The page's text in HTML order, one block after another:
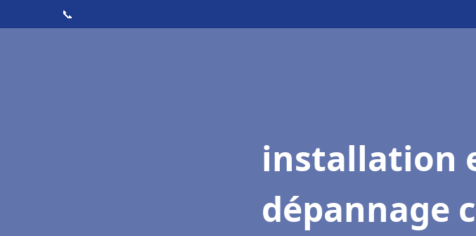
📞
installation
dépannage